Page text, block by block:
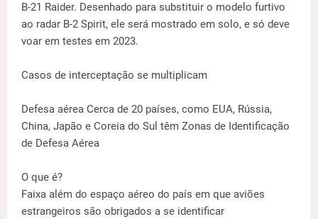
B-21 Raider. Desenhado para substituir o modelo furtivo
ao radar B-2 Spirit, ele será mostrado em solo, e só deve
voar em testes em 2023.
Casos de interceptação se multiplicam
Defesa aérea Cerca de 20 países, como EUA, Rússia,
China, Japão e Coreia do Sul têm Zonas de Identificação
de Defesa Aérea
O que é?
Faixa além do espaço aéreo do país em que aviões
estrangeiros são obrigados a se identificar